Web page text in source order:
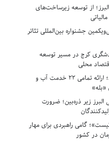
از توسعه زیرساخت‌های
جشنواره بین‌المللی تئاتر
کرج در مسیر توسعه
محلی
آبفای البرز پیشتاز شد؛ ارائه تمامی ۲۲ خدمت آب و
زیر ذره‌بین؛ ضرورت
گامی راهبردی برای مهار
در کشور